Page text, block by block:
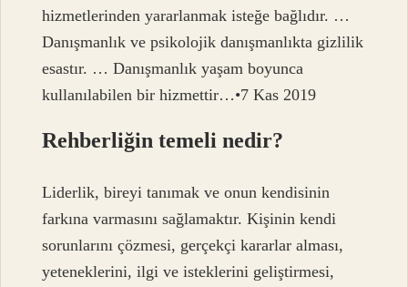
hizmetlerinden yararlanmak isteğe bağlıdır. …
Danışmanlık ve psikolojik danışmanlıkta gizlilik
esastır. … Danışmanlık yaşam boyunca
kullanılabilen bir hizmettir…•7 Kas 2019
Rehberliğin temeli nedir?
Liderlik, bireyi tanımak ve onun kendisinin
farkına varmasını sağlamaktır. Kişinin kendi
sorunlarını çözmesi, gerçekçi kararlar alması,
yeteneklerini, ilgi ve isteklerini geliştirmesi,